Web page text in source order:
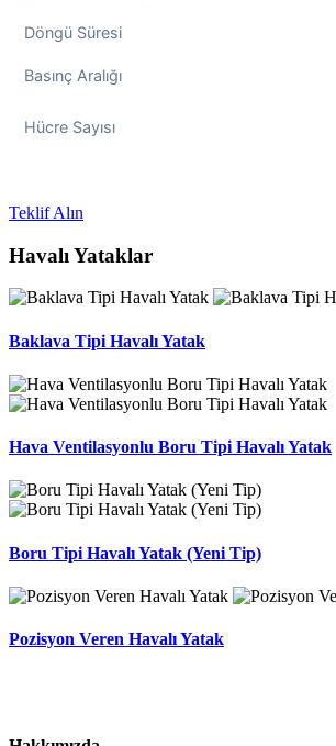
Döngü Süresi
Basınç Aralığı
Hücre Sayısı
Teklif Alın
Havalı Yataklar
Baklava Tipi Havalı Yatak
Hava Ventilasyonlu Boru Tipi Havalı Yatak
Boru Tipi Havalı Yatak (Yeni Tip)
Pozisyon Veren Havalı Yatak